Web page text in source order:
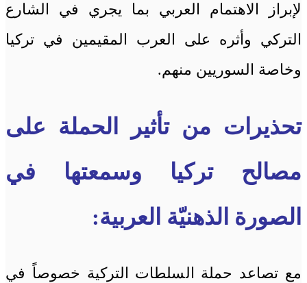
لإبراز الاهتمام العربي بما يجري في الشارع
التركي وأثره على العرب المقيمين في تركيا
وخاصة السوريين منهم.
تحذيرات من تأثير الحملة على
مصالح تركيا وسمعتها في
الصورة الذهنيّة العربية:
مع تصاعد حملة السلطات التركية خصوصاً في